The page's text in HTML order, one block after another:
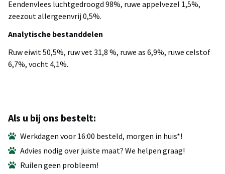
Eendenvlees luchtgedroogd 98%, ruwe appelvezel 1,5%,
zeezout allergeenvrij 0,5%.
Analytische bestanddelen
Ruw eiwit 50,5%, ruw vet 31,8 %, ruwe as 6,9%, ruwe celstof
6,7%, vocht 4,1%.
Als u bij ons bestelt:
Werkdagen voor 16:00 besteld, morgen in huis*!
Advies nodig over juiste maat? We helpen graag!
Ruilen geen probleem!